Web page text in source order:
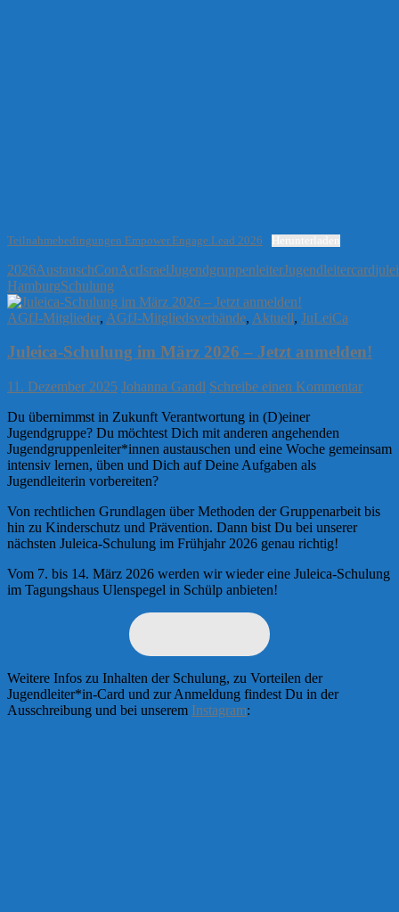
Teilnahmebedingungen Empower.Engage.Lead 2026
2026AustauschConActIsraelJugendgruppenleiterJugendleitercard
HamburgSchulung
AGfJ-Mitglieder, AGfJ-Mitgliedsverbände, Aktuell, JuLeiCa
Juleica-Schulung im März 2026 – Jetzt anmelden!
11. Dezember 2025 Johanna Gandl Schreibe einen Kommentar
Du übernimmst in Zukunft Verantwortung in (D)einer
Jugendgruppe? Du möchtest Dich mit anderen angehenden
Jugendgruppenleiter*innen austauschen und eine Woche gemeinsam
intensiv lernen, üben und Dich auf Deine Aufgaben als
Jugendleiterin vorbereiten?
Von rechtlichen Grundlagen über Methoden der Gruppenarbeit bis
hin zu Kinderschutz und Prävention. Dann bist Du bei unserer
nächsten Juleica-Schulung im Frühjahr 2026 genau richtig!
Vom 7. bis 14. März 2026 werden wir wieder eine Juleica-Schulung
im Tagungshaus Ulenspegel in Schülp anbieten!
Weitere Infos zu Inhalten der Schulung, zu Vorteilen der
Jugendleiter*in-Card und zur Anmeldung findest Du in der
Ausschreibung und bei unserem Instagram: